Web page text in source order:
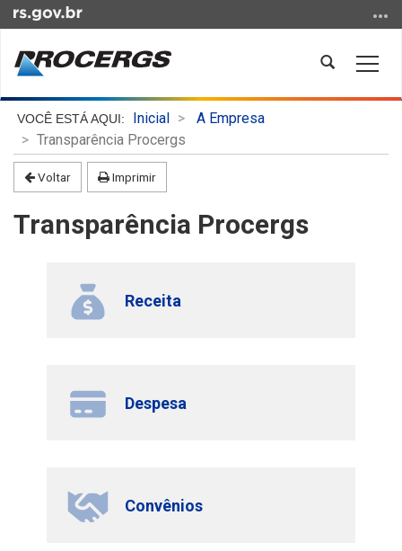
para
conteúdo
Ir
para
menu
Abrir
busca
Início
conteúdo
Inicial
A Empresa
Transparência Procergs
Voltar Imprimir
Transparência Procergs
Receita
Despesa
Convênios